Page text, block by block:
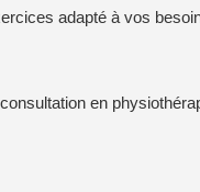
adapté à vos
en